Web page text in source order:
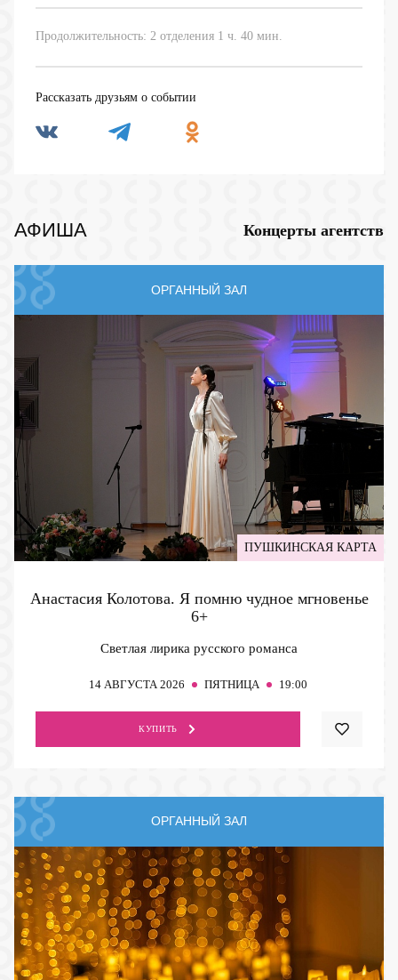
Продолжительность: 2 отделения 1 ч. 40 мин.
Рассказать друзьям о событии
АФИША Концерты агентств
ОРГАННЫЙ ЗАЛ
ПУШКИНСКАЯ КАРТА
Анастасия Колотова. Я помню чудное мгновенье
6+
Светлая лирика русского романса
14 АВГУСТА 2026 ПЯТНИЦА 19:00
КУПИТЬ
ОРГАННЫЙ ЗАЛ